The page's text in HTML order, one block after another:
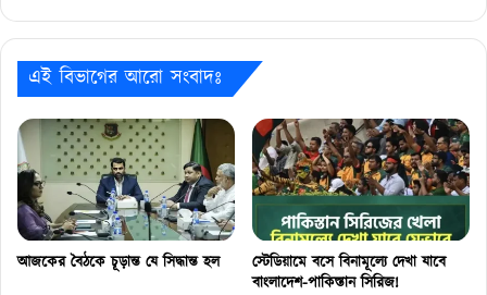
এই বিভাগের আরো সংবাদঃ
আজকের বৈঠকে চূড়ান্ত যে সিদ্ধান্ত হল
স্টেডিয়ামে বসে বিনামূল্যে দেখা যাবে
বাংলাদেশ-পাকিস্তান সিরিজ!